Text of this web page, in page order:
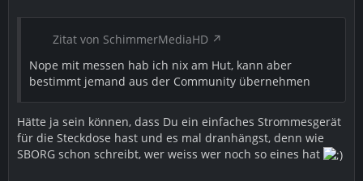
Zitat von SchimmerMediaHD
Nope mit messen hab ich nix am Hut, kann aber
bestimmt jemand aus der Community übernehmen
Hätte ja sein können, dass Du ein einfaches Strommesgerät
für die Steckdose hast und es mal dranhängst, denn wie
SBORG schon schreibt, wer weiss wer noch so eines hat